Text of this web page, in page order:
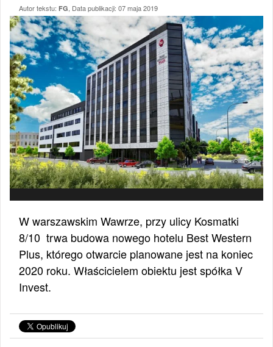
Autor tekstu: FG , Data publikacji: 07 maja 2019
W warszawskim Wawrze, przy ulicy Kosmatki
8/10 trwa budowa nowego hotelu Best Western
Plus, którego otwarcie planowane jest na koniec
2020 roku. Właścicielem obiektu jest spółka V
Invest.